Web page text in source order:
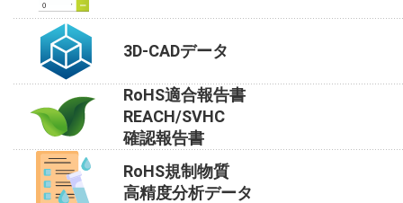
3D-CADデータ
RoHS適合報告書
REACH/SVHC
確認報告書
RoHS規制物質
高精度分析データ